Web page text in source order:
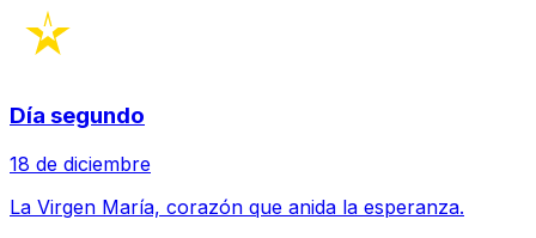
Día segundo
18 de diciembre
La Virgen María, corazón que anida la esperanza.